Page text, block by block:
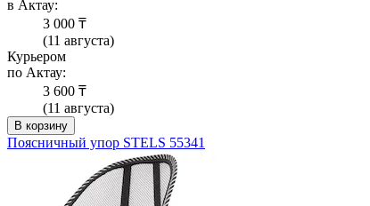
в Актау:
3 000 ₸
(11 августа)
Курьером
по Актау:
3 600 ₸
(11 августа)
В корзину
Поясничный упор STELS 55341